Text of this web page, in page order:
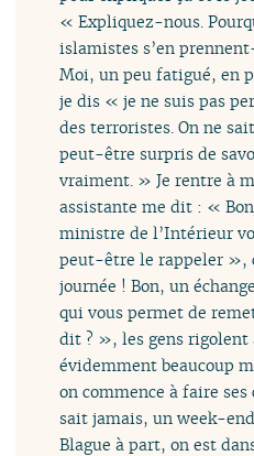
« Expliquez-nous.
islamistes s’en
Moi, un peu fatigué, en
je dis « je ne suis pas
des terroristes. On ne
peut-être surpris de
vraiment. » Je rentre à
assistante me dit : «
ministre de l’Intérieur
peut-être le rappeler »,
journée ! Bon, un
qui vous permet de
dit ? », les gens rigolent
évidemment beaucoup
on commence à faire
sait jamais, un week-
Blague à part, on est